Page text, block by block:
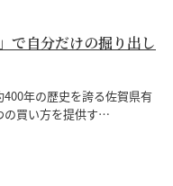
で自分だけの掘り出し
年の歴史を誇る佐賀県有
の買い方を提供す…